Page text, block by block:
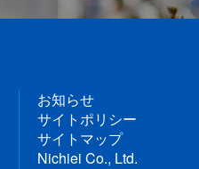
お知らせ
サイトポリシー
サイトマップ
Nichiei Co., Ltd.